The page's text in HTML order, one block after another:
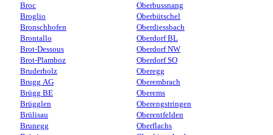
Broc
Broglio
Bronschhofen
Brontallo
Brot-Dessous
Brot-Plamboz
Bruderholz
Brugg AG
Brügg BE
Brügglen
Brülisau
Brunegg
Oberbussnang
Oberbütschel
Oberdiessbach
Oberdorf BL
Oberdorf NW
Oberdorf SO
Oberegg
Oberembrach
Oberems
Oberengstringen
Oberentfelden
Oberflachs